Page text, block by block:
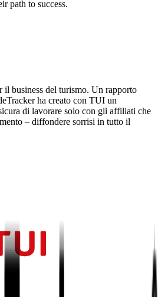
path to success.
il business del turismo. Un rapporto
ha creato con TUI un
di lavorare solo con gli affiliati che
– diffondere sorrisi in tutto il